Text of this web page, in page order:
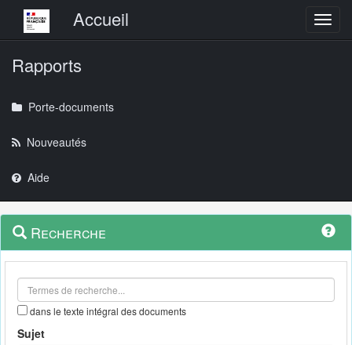
Menu principalAccueil
Rapports
Porte-documents
Nouveautés
Aide
Navigation
outils
Menu
contextuel
Recherche
dans le texte intégral des documents
Sujet